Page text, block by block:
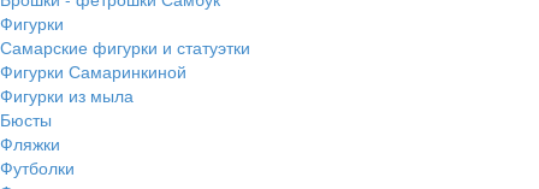
Фигурки
Самарские фигурки и статуэтки
Фигурки Самаринкиной
Фигурки из мыла
Бюсты
Фляжки
Футболки